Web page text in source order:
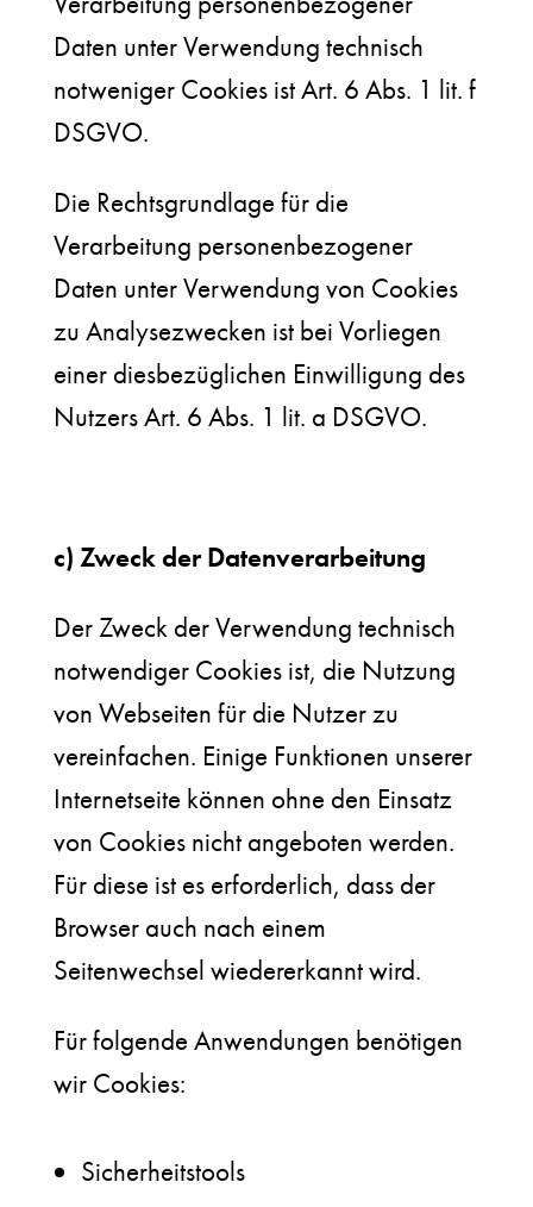
Daten unter Verwendung technisch
notweniger Cookies ist Art. 6 Abs. 1 lit. f
DSGVO.
Die Rechtsgrundlage für die
Verarbeitung personenbezogener
Daten unter Verwendung von Cookies
zu Analysezwecken ist bei Vorliegen
einer diesbezüglichen Einwilligung des
Nutzers Art. 6 Abs. 1 lit. a DSGVO.
c) Zweck der Datenverarbeitung
Der Zweck der Verwendung technisch
notwendiger Cookies ist, die Nutzung
von Webseiten für die Nutzer zu
vereinfachen. Einige Funktionen unserer
Internetseite können ohne den Einsatz
von Cookies nicht angeboten werden.
Für diese ist es erforderlich, dass der
Browser auch nach einem
Seitenwechsel wiedererkannt wird.
Für folgende Anwendungen benötigen
wir Cookies:
Sicherheitstools